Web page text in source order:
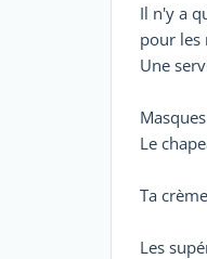
Il n'y a
pour les
Une
Le
Ta
Les